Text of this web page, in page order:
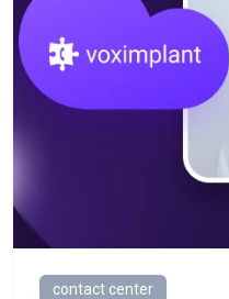
contact center